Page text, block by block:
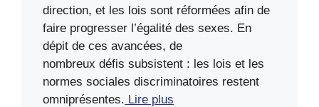
direction, et les lois sont réformées afin de
faire progresser l’égalité des sexes. En
dépit de ces avancées, de
nombreux défis subsistent : les lois et les
normes sociales discriminatoires restent
omniprésentes. Lire plus